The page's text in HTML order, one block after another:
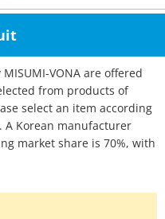
VONA are offered
from products of
select an item according
A Korean manufacturer
market share is 70%, with
selection, and short